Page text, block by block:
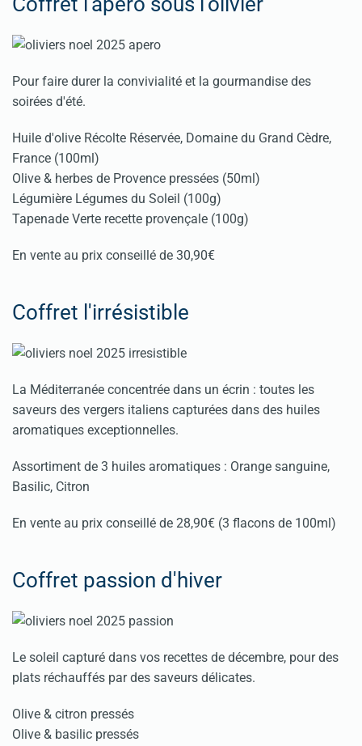
Pour faire durer la convivialité et la gourmandise des
soirées d'été.
Huile d'olive Récolte Réservée, Domaine du Grand Cèdre,
France (100ml)
Olive & herbes de Provence pressées (50ml)
Légumière Légumes du Soleil (100g)
Tapenade Verte recette provençale (100g)
En vente au prix conseillé de 30,90€
Coffret l'irrésistible
La Méditerranée concentrée dans un écrin : toutes les
saveurs des vergers italiens capturées dans des huiles
aromatiques exceptionnelles.
Assortiment de 3 huiles aromatiques : Orange sanguine,
Basilic, Citron
En vente au prix conseillé de 28,90€ (3 flacons de 100ml)
Coffret passion d'hiver
Le soleil capturé dans vos recettes de décembre, pour des
plats réchauffés par des saveurs délicates.
Olive & citron pressés
Olive & basilic pressés